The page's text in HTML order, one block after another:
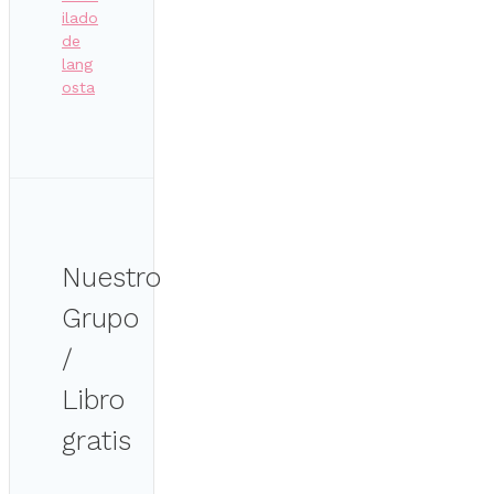
ilado
de
lang
osta
Nuestro
Grupo
/
Libro
gratis